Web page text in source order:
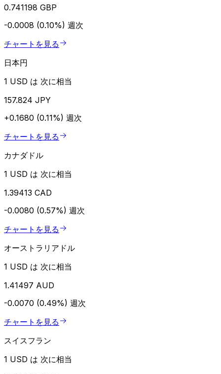
0.741198 GBP
-0.0008 (0.10%) 週次
チャートを見る
日本円
1 USD は 次に相当
157.824 JPY
+0.1680 (0.11%) 週次
チャートを見る
カナダドル
1 USD は 次に相当
1.39413 CAD
-0.0080 (0.57%) 週次
チャートを見る
オーストラリアドル
1 USD は 次に相当
1.41497 AUD
-0.0070 (0.49%) 週次
チャートを見る
スイスフラン
1 USD は 次に相当